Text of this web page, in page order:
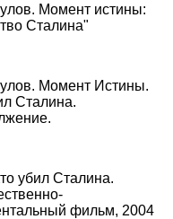
Момент истины:
Сталина"
Момент Истины.
Сталина.
убил Сталина.
фильм, 2004